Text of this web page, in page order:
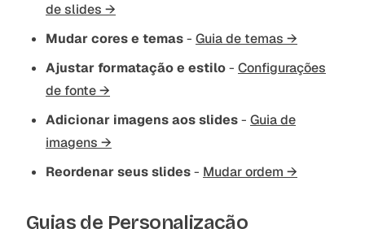
de slides →
Mudar cores e temas- Guia de temas →
Ajustar formatação e estilo- Configurações
de fonte →
Adicionar imagens aos slides- Guia de
imagens →
Reordenar seus slides- Mudar ordem →
Guias de Personalização